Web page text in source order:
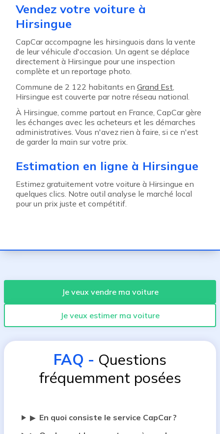
Vendez votre voiture à
Hirsingue
CapCar accompagne les hirsinguois dans la vente
de leur véhicule d'occasion. Un agent se déplace
directement à Hirsingue pour une inspection
complète et un reportage photo.
Commune de 2 122 habitants en Grand Est,
Hirsingue est couverte par notre réseau national.
À Hirsingue, comme partout en France, CapCar gère
les échanges avec les acheteurs et les démarches
administratives. Vous n'avez rien à faire, si ce n'est
de garder la main sur votre prix.
Estimation en ligne à Hirsingue
Estimez gratuitement votre voiture à Hirsingue en
quelques clics. Notre outil analyse le marché local
pour un prix juste et compétitif.
Je veux vendre ma voiture
Je veux estimer ma voiture
FAQ - Questions
fréquemment posées
▶ En quoi consiste le service CapCar ?